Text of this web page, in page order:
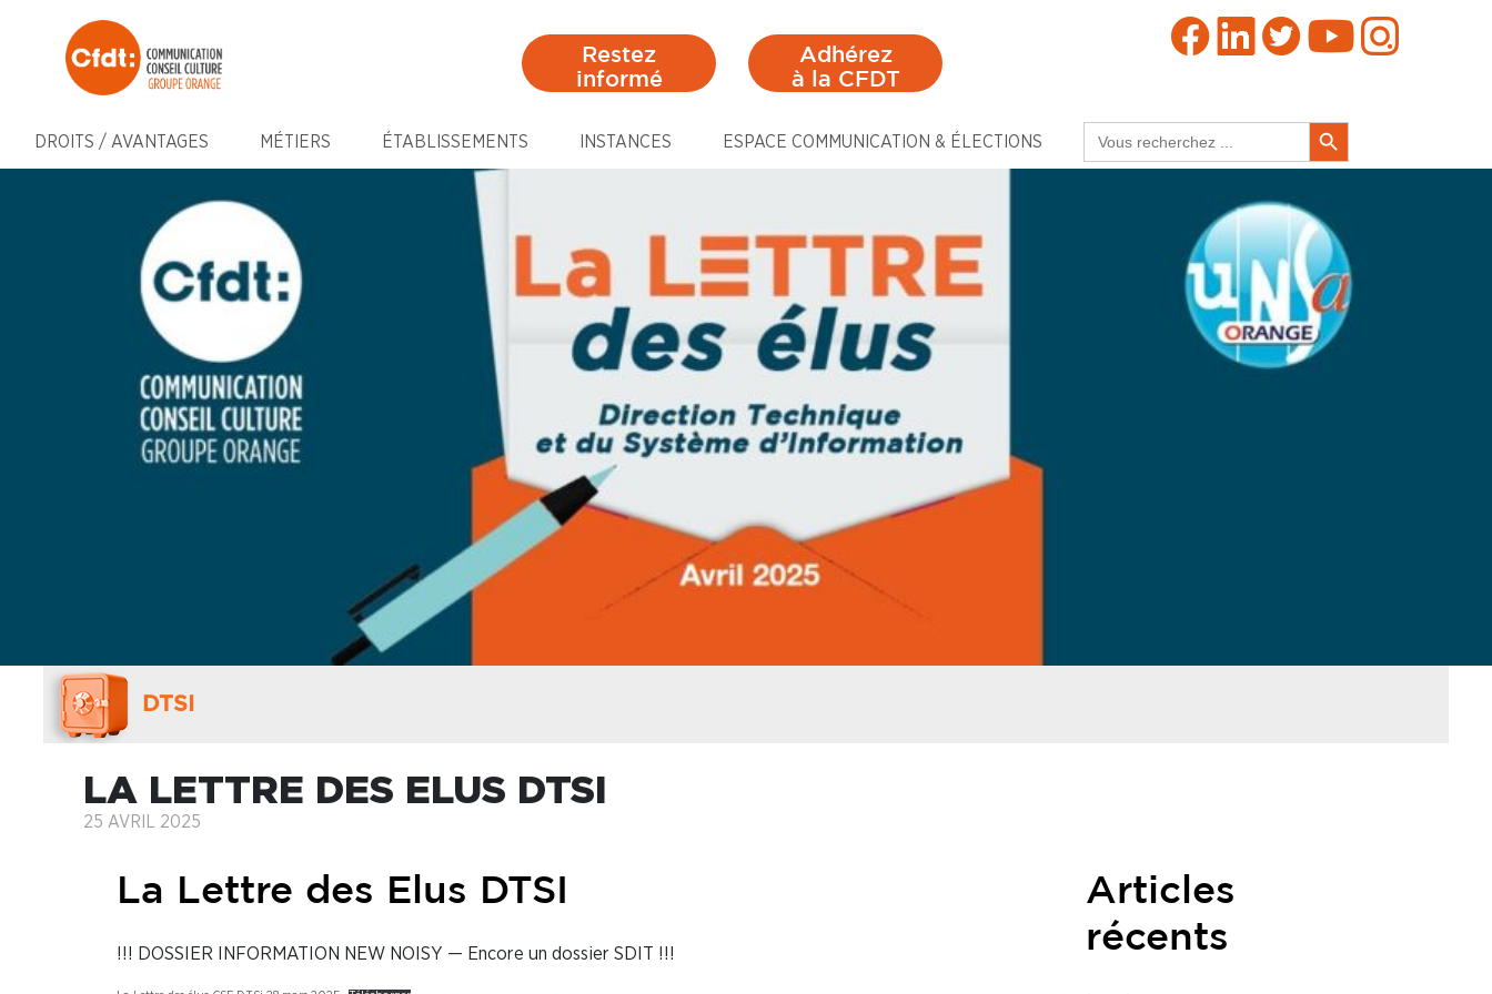
Restez
informé
Adhérez
à la CFDT
DROITS / AVANTAGES MÉTIERS ÉTABLISSEMENTS INSTANCES ESPACE COMMUNICATION & ÉLECTIONS
for:
Search Button
DTSI
LA LETTRE DES ELUS DTSI
25 AVRIL 2025
La Lettre des Elus DTSI
!!! DOSSIER INFORMATION NEW NOISY — Encore un dossier SDIT !!!
Articles
récents